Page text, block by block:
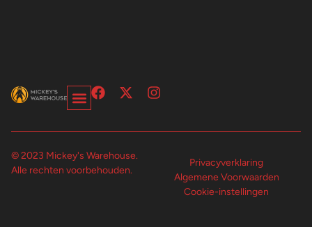
F
e
o
o
X
w
t
t
I
t
© 2023 Mickey's Warehouse.
Alle rechten voorbehouden.
Privacyverklaring
Algemene Voorwaarden
Cookie-instellingen